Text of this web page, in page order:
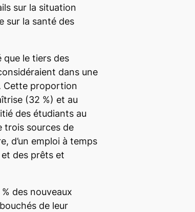
sur la situation
sur la santé des
que le tiers des
dans une
Cette proportion
(32 %) et au
des étudiants au
trois sources de
d’un emploi à temps
des prêts et
des nouveaux
de leur